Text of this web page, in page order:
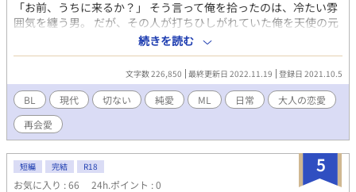
「お前、うちに来るか？」 そう言って俺を拾ったのは、冷たい雰
囲気を纏う男。 だが、その人が打ちひしがれていた俺を天使の元
へ導いてくれた。 登場人物 土居 武琉(どい たける) 大江 希海(おお
え のぞみ)職業 カメラマン 橋本 香緒(はしもと かお)職業 モデル 三
条 響(さんじょう ひびき)職業 俳優 初出はエブリスタ様にて。 本
編 2019.10.5〜2020.3.31 それなりに古い作品なので、加筆修正
しております。 エブリスタ様のほうでは、番外編やＳＳも公開
済。 (2022.11月〜ほぼ転載しています) ほとんどの話にＲシーン
はありませんが、一部に入るためレーティングをＲ１８に変更し
ました。 関連作品 「One night stand after〜俺様カメラマンは私
を捉えて離さない〜」 「【R-18】月の名前〜年上カメラマンと訳
あり彼女の蜜月まで〜」 同じ登場人物が出てきます。
続きを読む
文字数 226,850 最終更新日 2022.11.19 登録日 2021.10.5
BL 現代 切ない 純愛 ML 日常
大人の恋愛
再会愛
5
短編 完結 R18
お気に入り : 66 24h.ポイント : 0